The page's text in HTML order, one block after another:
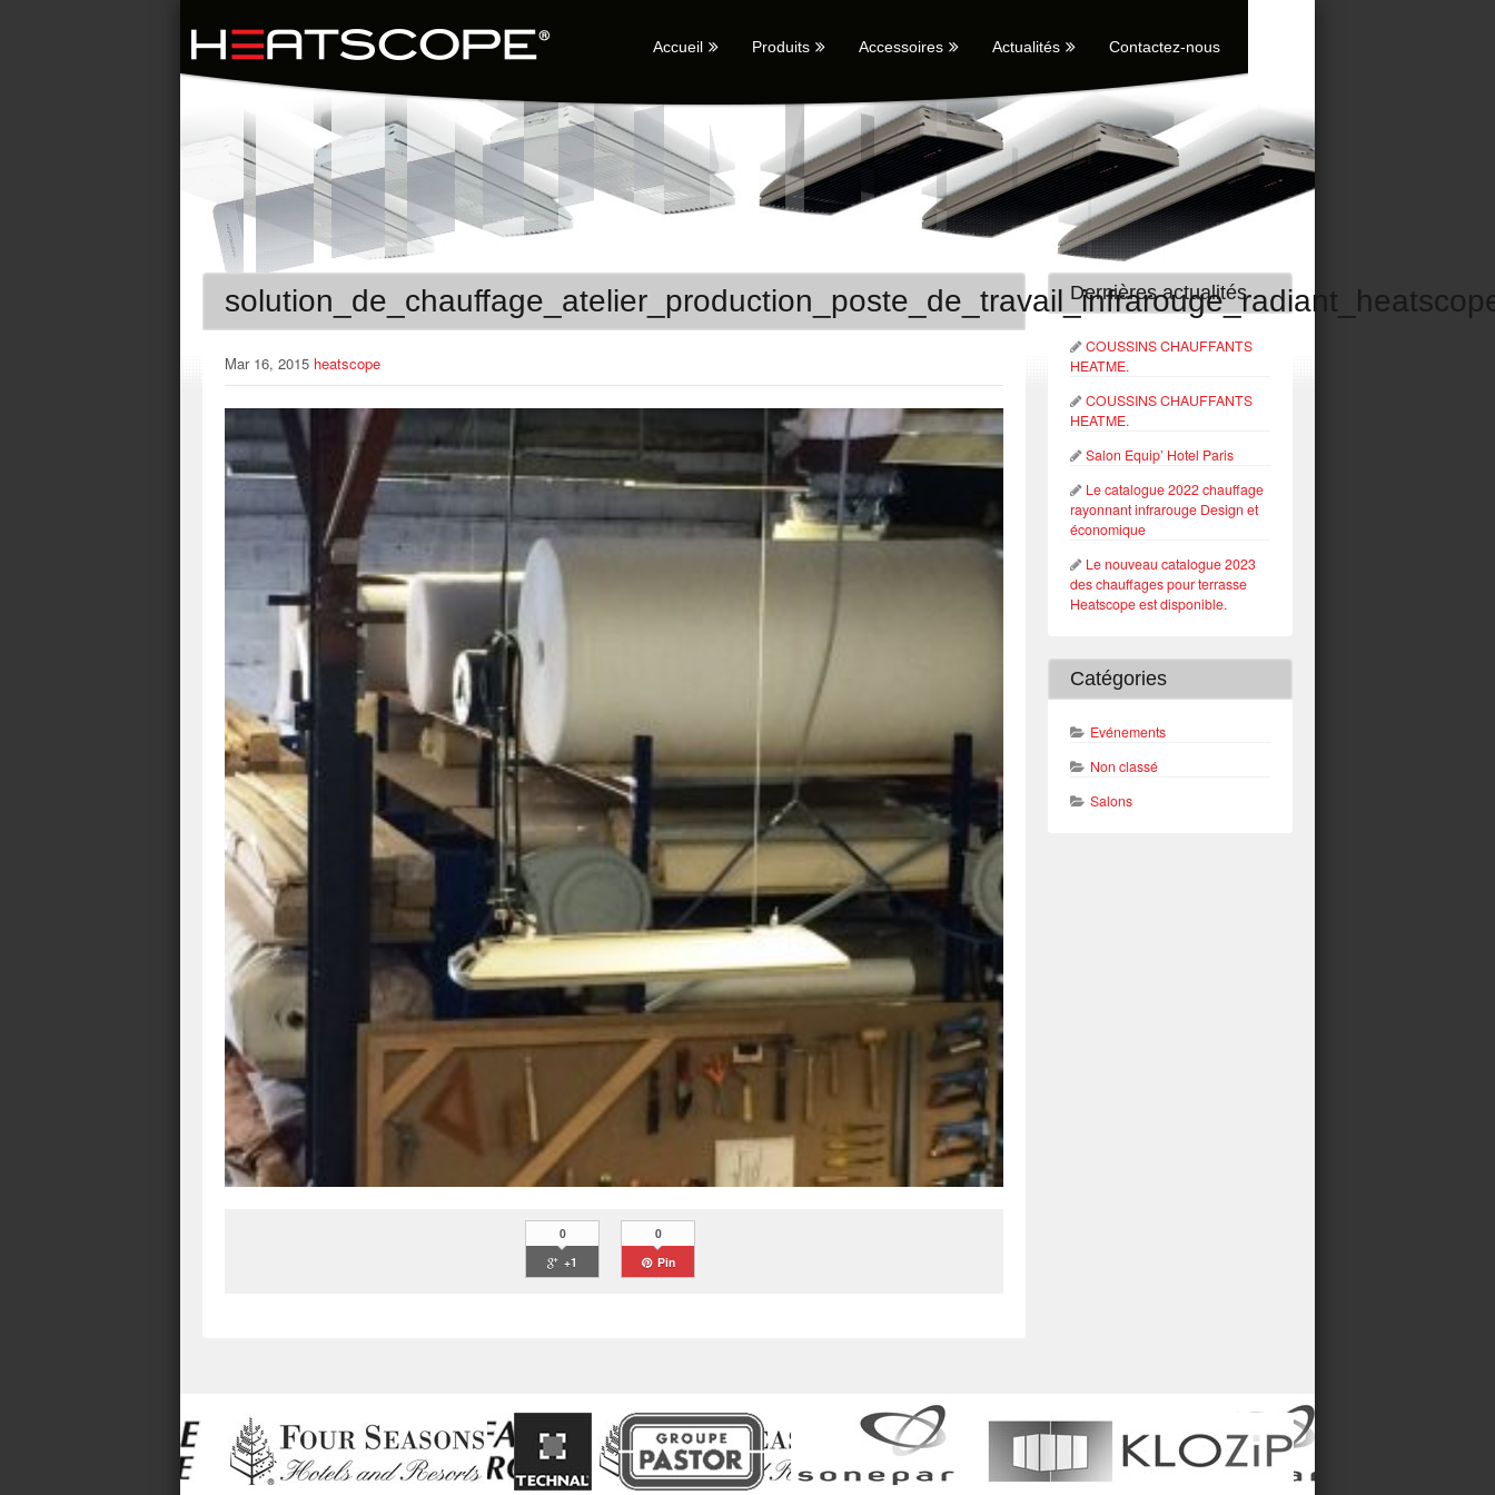
Accueil Produits Accessoires Actualités Contactez-nous
Mar 16, 2015 heatscope
0
+1
0
Pin
Dernières actualités
COUSSINS CHAUFFANTS
HEATME.
COUSSINS CHAUFFANTS
HEATME.
Salon Equip’ Hotel Paris
Le catalogue 2022 chauffage
rayonnant infrarouge Design et
économique
Le nouveau catalogue 2023
des chauffages pour terrasse
Heatscope est disponible.
Catégories
Evénements
Non classé
Salons